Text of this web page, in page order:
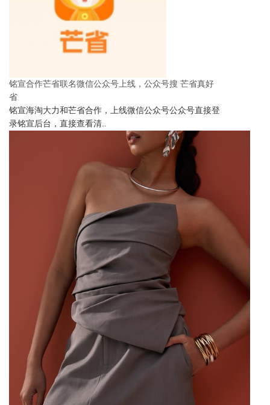
铭宣合作芒省联名微信公众号上线，公众号搜 芒省真好
省
铭宣海淘大力和芒省合作，上线微信公众号公众号直接登
录铭宣后台，直接查看清..